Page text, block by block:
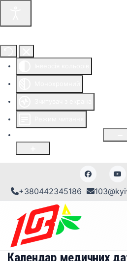
+380442345186
Календар медичних